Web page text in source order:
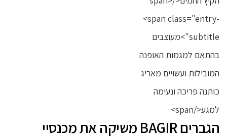
הגברים BAGIR משיקה את מכנסיי